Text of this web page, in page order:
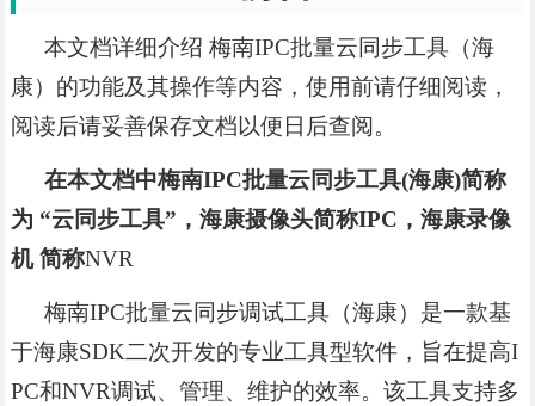
本文档详细介绍 梅南IPC批量云同步工具（海
康）的功能及其操作等内容，使用前请仔细阅读，
阅读后请妥善保存文档以便日后查阅。
在本文档中梅南IPC批量云同步工具(海康)简称
为 “云同步工具”，海康摄像头简称IPC，海康录像
机 简称NVR
梅南IPC批量云同步调试工具（海康）是一款基
于海康SDK二次开发的专业工具型软件，旨在提高I
PC和NVR调试、管理、维护的效率。该工具支持多